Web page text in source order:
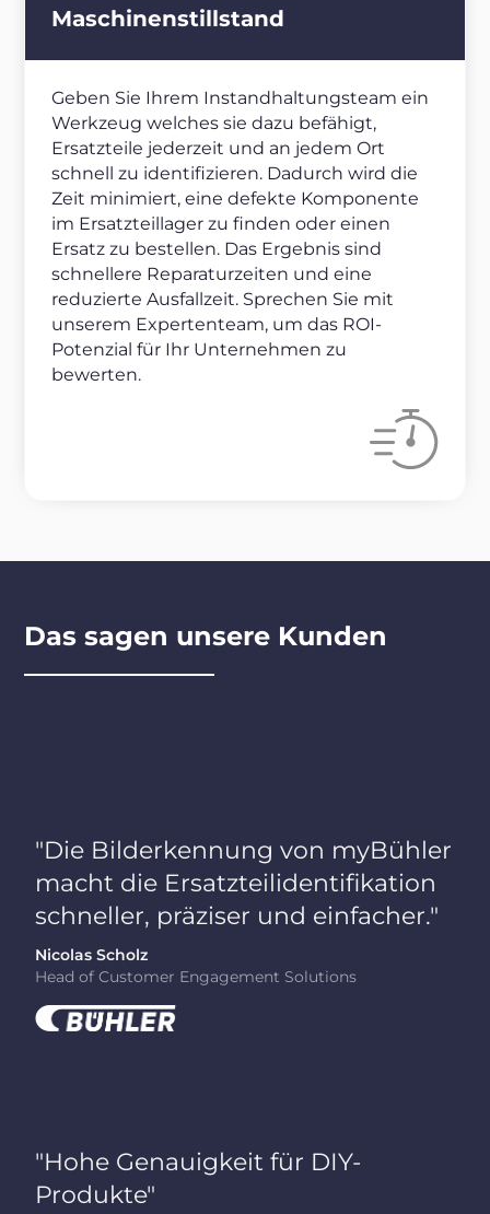
Maschinenstillstand
Geben Sie Ihrem Instandhaltungsteam ein
Werkzeug welches sie dazu befähigt,
Ersatzteile jederzeit und an jedem Ort
schnell zu identifizieren. Dadurch wird die
Zeit minimiert, eine defekte Komponente
im Ersatzteillager zu finden oder einen
Ersatz zu bestellen. Das Ergebnis sind
schnellere Reparaturzeiten und eine
reduzierte Ausfallzeit. Sprechen Sie mit
unserem Expertenteam, um das ROI-
Potenzial für Ihr Unternehmen zu
bewerten.
Das sagen unsere Kunden
"Die Bilderkennung von myBühler
macht die Ersatzteilidentifikation
schneller, präziser und einfacher."
Nicolas Scholz
Head of Customer Engagement Solutions
"Hohe Genauigkeit für DIY-
Produkte"